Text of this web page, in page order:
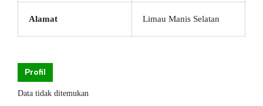
Alamat Limau Manis Selatan
Profil
Data tidak ditemukan